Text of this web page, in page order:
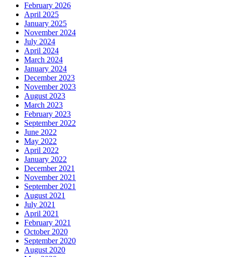
February 2026
April 2025
January 2025
November 2024
July 2024
April 2024
March 2024
January 2024
December 2023
November 2023
August 2023
March 2023
February 2023
September 2022
June 2022
May 2022
April 2022
January 2022
December 2021
November 2021
September 2021
August 2021
July 2021
April 2021
February 2021
October 2020
September 2020
August 2020